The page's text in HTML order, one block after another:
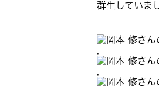
群生していま